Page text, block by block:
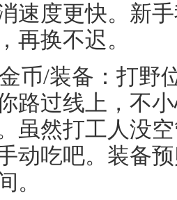
速度更快。新
再换不迟。
币/装备：打野
路过线上，不
虽然打工人没
动吃吧。装备
。